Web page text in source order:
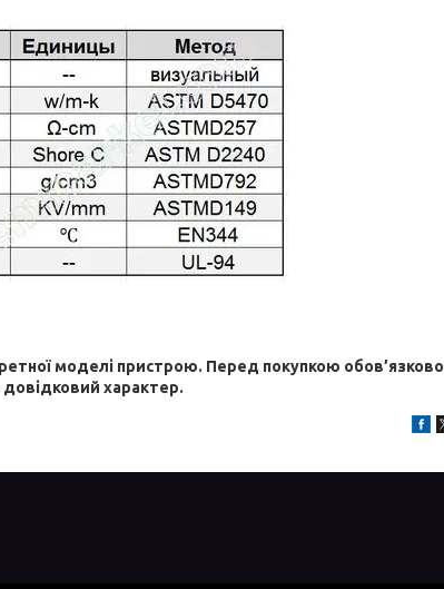
моделі пристрою. Перед покупкою обов’язково
довідковий характер.